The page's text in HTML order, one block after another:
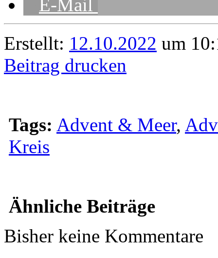
E-Mail
Erstellt: 12.10.2022 um
Beitrag drucken
Tags: Advent & Meer,
Kreis
Ähnliche Beiträge
Bisher keine Kommentare